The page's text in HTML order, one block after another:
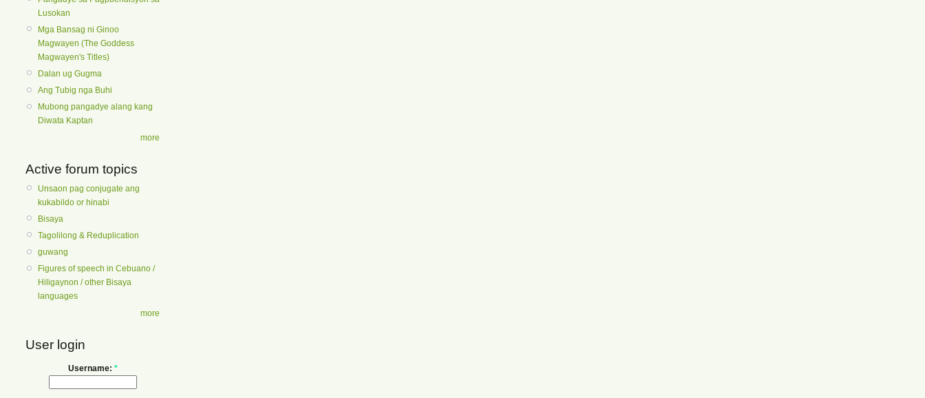
Lusokan
Mga Bansag ni Ginoo
Magwayen (The Goddess
Magwayen's Titles)
Dalan ug Gugma
Ang Tubig nga Buhi
Mubong pangadye alang kang
Diwata Kaptan
more
Active forum topics
Unsaon pag conjugate ang
kukabildo or hinabi
Bisaya
Tagolilong & Reduplication
guwang
Figures of speech in Cebuano /
Hiligaynon / other Bisaya
languages
more
User login
Username: *